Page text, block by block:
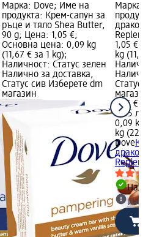
Марка: Dove; Име на
продукта: Крем-сапун за
ръце и тяло Shea Butter,
90 g; Цена: 1,05 €;
Основна цена: 0,09 kg
(11,67 € за 1 kg);
Наличност: Статус зелен
Налично за доставка,
Статус сив Изберете dm
магазин
Марка:
1,05 €;
kg
Статус
магазин
1,05 €
2,05 лв.
0,09 kg
kg
Dove